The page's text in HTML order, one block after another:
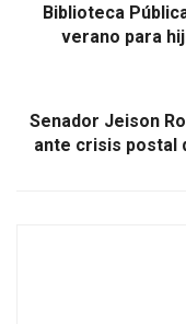
Biblioteca
verano para
Senador Jeison
ante crisis postal